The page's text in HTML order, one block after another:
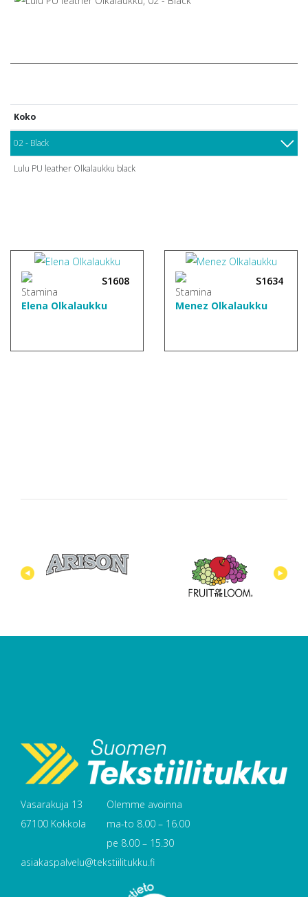
Koko
02 - Black
Lulu PU leather Olkalaukku black
S1608
Elena Olkalaukku
S1634
Menez Olkalaukku
Vasarakuja 13
67100 Kokkola
Olemme avoinna
ma-to 8.00 – 16.00
pe 8.00 – 15.30
asiakaspalvelu@tekstiilitukku.fi